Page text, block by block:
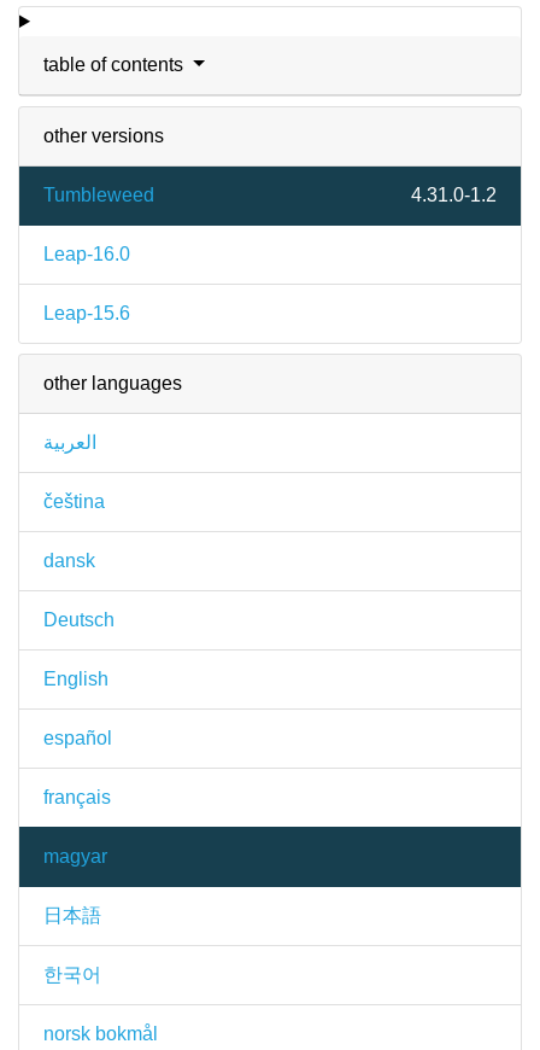
table of contents
other versions
Tumbleweed 4.31.0-1.2
Leap-16.0
Leap-15.6
other languages
العربية
čeština
dansk
Deutsch
English
español
français
magyar
日本語
한국어
norsk bokmål